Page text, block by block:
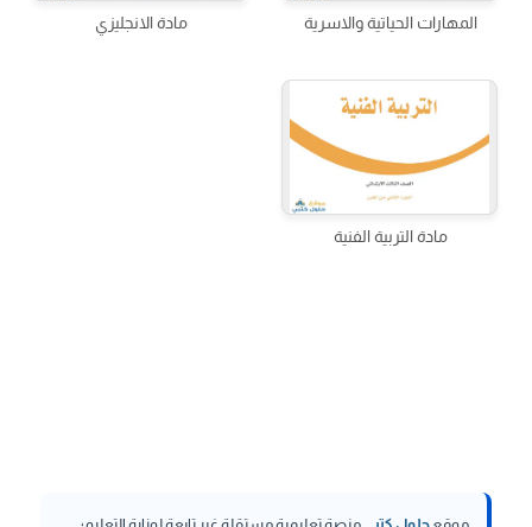
المهارات الحياتية والاسرية مادة الانجليزي
مادة التربية الفنية